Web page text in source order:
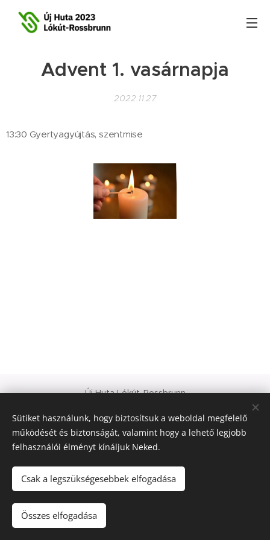
Advent 1. vasárnapja
2022.11.27
13:30 Gyertyagyújtás, szentmise
Új Huta Lókút-Rossbrunn
Európa Kultúrális Fővárosa
PAJTA PROJEKT
© 2021 Minden jog fenntartva
Magyar
Sütiket használunk, hogy biztosítsuk a weboldal megfelelő
működését és biztonságát, valamint hogy a lehető legjobb
felhasználói élményt kínáljuk Neked.
Csak a legszükségesebbek elfogadása
Összes elfogadása